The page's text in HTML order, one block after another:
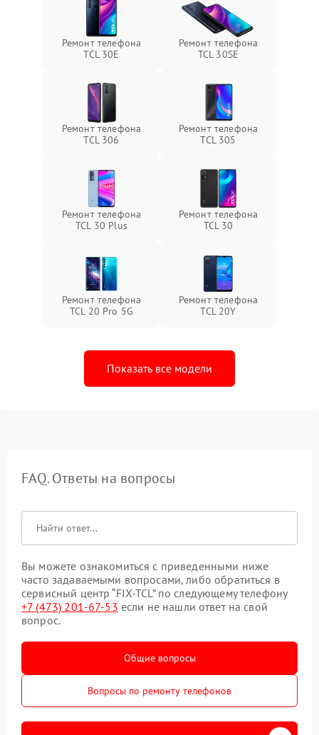
Ремонт телефона
TCL 30Е
Ремонт телефона
TCL 30SE
Ремонт телефона
TCL 306
Ремонт телефона
TCL 305
Ремонт телефона
TCL 30 Plus
Ремонт телефона
TCL 30
Ремонт телефона
TCL 20 Pro 5G
Ремонт телефона
TCL 20Y
Показать все модели
FAQ. Ответы на вопросы
Вы можете ознакомиться с приведенными ниже
часто задаваемыми вопросами, либо обратиться в
сервисный центр “FIX-TCL” по следующему телефону
+7 (473) 201-67-53 если не нашли ответ на свой
вопрос.
Общие вопросы
Вопросы по ремонту телефонов